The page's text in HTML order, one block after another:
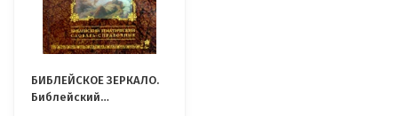
БИБЛЕЙСКОЕ ЗЕРКАЛО.
Библейский